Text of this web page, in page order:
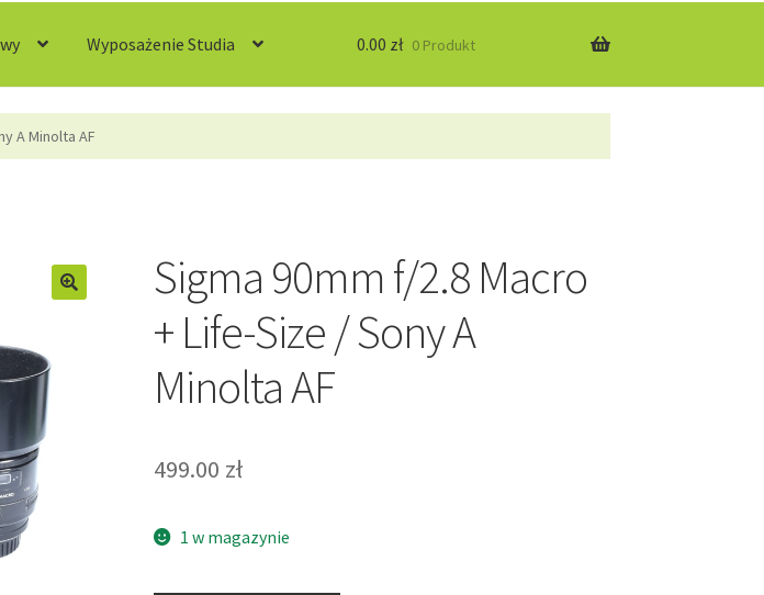
Wyposażenie Studia 0.00 zł 0 Produkt
A Minolta AF
Sigma 90mm f/2.8 Macro
+ Life-Size / Sony A
Minolta AF
499.00 zł
1 w magazynie